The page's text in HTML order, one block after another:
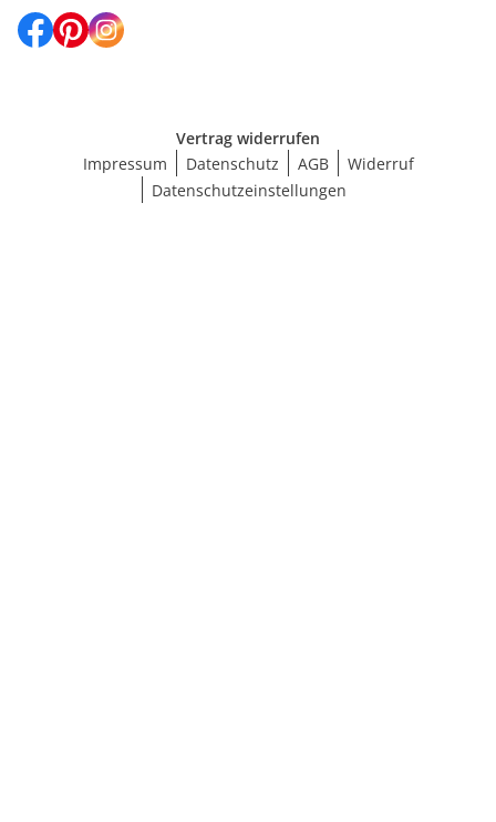
Vertrag widerrufen
Impressum
Datenschutz AGB
Widerruf
Datenschutzeinstellungen